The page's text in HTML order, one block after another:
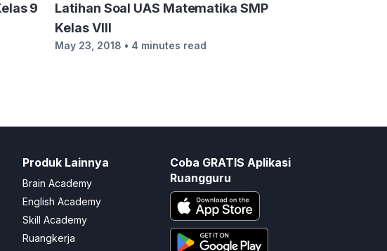
9
Latihan Soal UAS Matematika SMP
Kelas VIII
May 23, 2018 • 4 minutes read
Produk Lainnya
Brain Academy
English Academy
Skill Academy
Ruangkerja
Coba GRATIS Aplikasi
Ruangguru